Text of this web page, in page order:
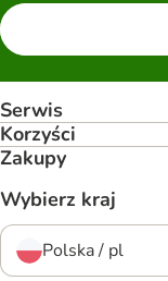
Serwis
Korzyści
Zakupy
Wybierz kraj
Polska / pl